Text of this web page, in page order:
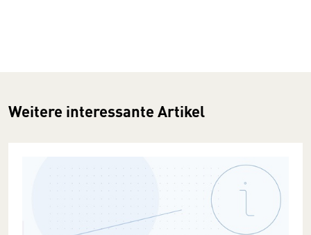
Weitere interessante Artikel